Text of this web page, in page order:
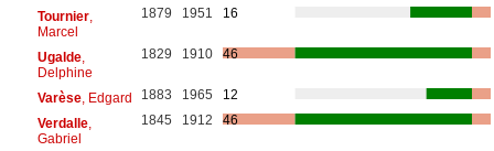
Tournier,
Marcel
1879 1951 16
Ugalde,
Delphine
1829 1910 46
Varèse, Edgard 1883 1965
12
Verdalle,
Gabriel
1845 1912 46